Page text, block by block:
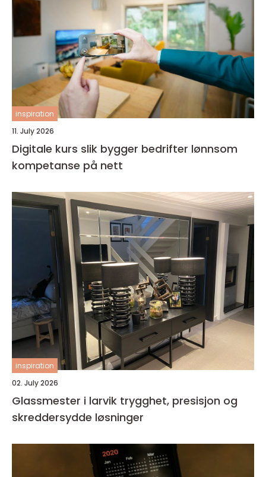
inspiration
11. July 2026
Digitale kurs slik bygger bedrifter lønnsom
kompetanse på nett
inspiration
02. July 2026
Glassmester i larvik trygghet, presisjon og
skreddersydde løsninger